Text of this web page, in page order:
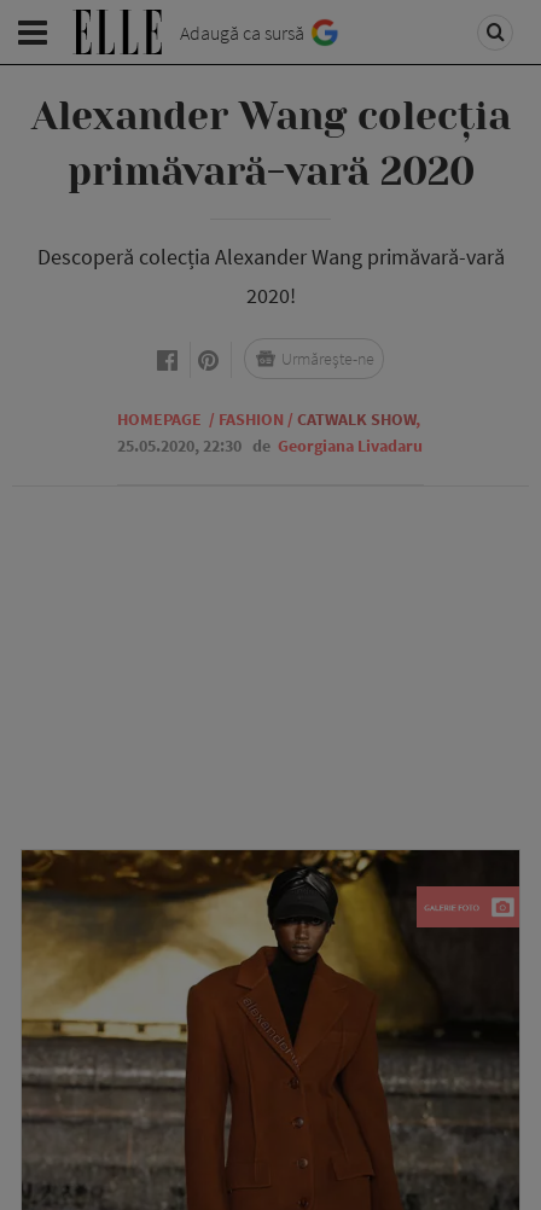
Adaugă ca sursă
Alexander Wang colecția
primăvară-vară 2020
Descoperă colecția Alexander Wang primăvară-vară
2020!
HOMEPAGE / FASHION / CATWALK SHOW,
25.05.2020, 22:30 de Georgiana Livadaru
Urmărește-ne